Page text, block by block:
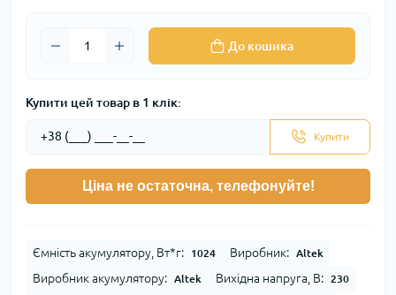
До кошика
Купити цей товар в 1 клік:
Купити
Ціна не остаточна, телефонуйте!
Ємність акумулятору, Вт*г: 1024 Виробник: Altek
Виробник акумулятору: Altek Вихідна напруга, В: 230